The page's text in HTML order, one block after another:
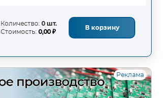
Количество: 0 шт.
Стоимость: 0,00 ₽
В корзину
Реклама